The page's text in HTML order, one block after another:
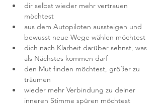
dir selbst wieder mehr vertrauen
möchtest
aus dem Autopiloten aussteigen und
bewusst neue Wege wählen möchtest
dich nach Klarheit darüber sehnst, was
als Nächstes kommen darf
den Mut finden möchtest, größer zu
träumen
wieder mehr Verbindung zu deiner
inneren Stimme spüren möchtest